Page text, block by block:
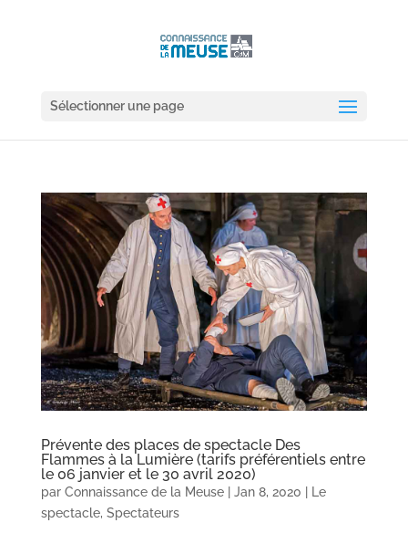
Sélectionner une page
Prévente des places de spectacle Des
Flammes à la Lumière (tarifs préférentiels entre
le 06 janvier et le 30 avril 2020)
par Connaissance de la Meuse| Jan 8, 2020
Le
spectacle, Spectateurs